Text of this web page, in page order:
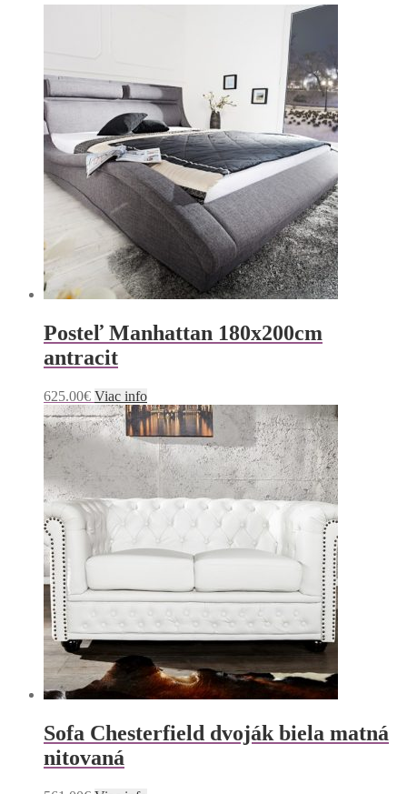
Posteľ Manhattan 180x200cm
antracit
625.00€ Viac info
Sofa Chesterfield dvoják biela matná
nitovaná